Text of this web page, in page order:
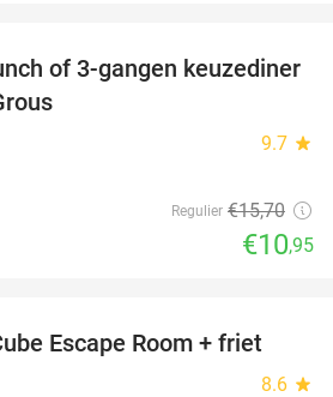
30%
of 3-gangen keuzediner
9.7 star
Regulier €15,70
€10,95
39%
Escape Room + friet
8.6 star